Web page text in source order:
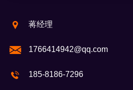
蒋经理
1766414942@qq.com
185-8186-7296